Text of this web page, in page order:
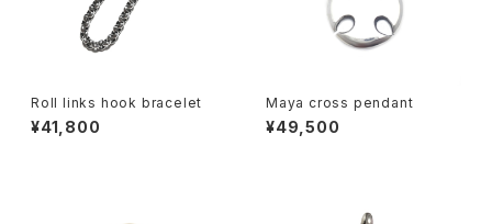
Roll links hook bracelet
¥41,800
Maya cross pendant
¥49,500